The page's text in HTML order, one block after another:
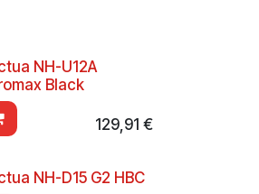
NH-U12A
Black
129,91 €
NH-D15 G2 HBC